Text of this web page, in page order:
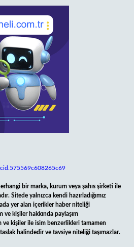
bir marka, kurum veya şahıs şirketi ile
Sitede yalnızca kendi hazırladığımız
yer alan içerikler haber niteliği
ve kişiler hakkında paylaşım
ve kişiler ile isim benzerlikleri tamamen
halindedir ve tavsiye niteliği taşımazlar.